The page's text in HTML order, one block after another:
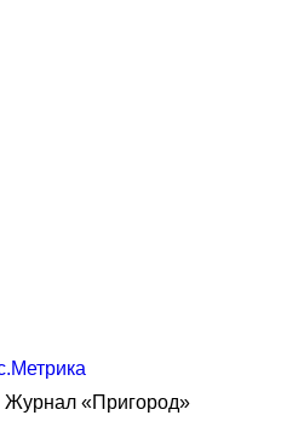
Журнал «Пригород»